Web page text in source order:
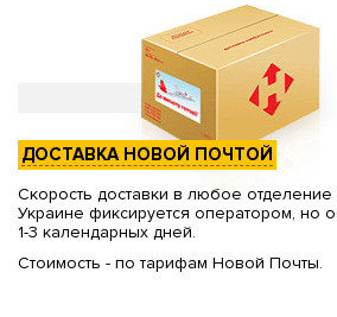
ДОСТАВКА НОВОЙ ПОЧТОЙ
Скорость доставки в любое
Украине фиксируется оператором, но
1-3 календарных дней.
Стоимость - по тарифам Новой Почты.